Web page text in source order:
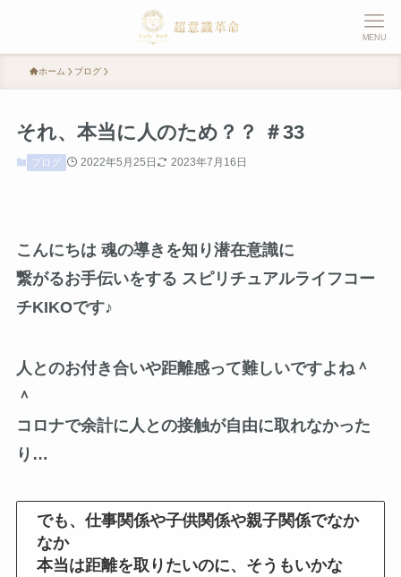
MENU
ホーム ブログ
それ、本当に人のため？？ ＃33
ブログ 2022年5月25日 2023年7月16日
こんにちは 魂の導きを知り潜在意識に
繋がるお手伝いをする スピリチュアルライフコー
チKIKOです♪
人とのお付き合いや距離感って難しいですよね＾
＾
コロナで余計に人との接触が自由に取れなかった
り…
でも、仕事関係や子供関係や親子関係でなか
なか
本当は距離を取りたいのに、そうもいかな